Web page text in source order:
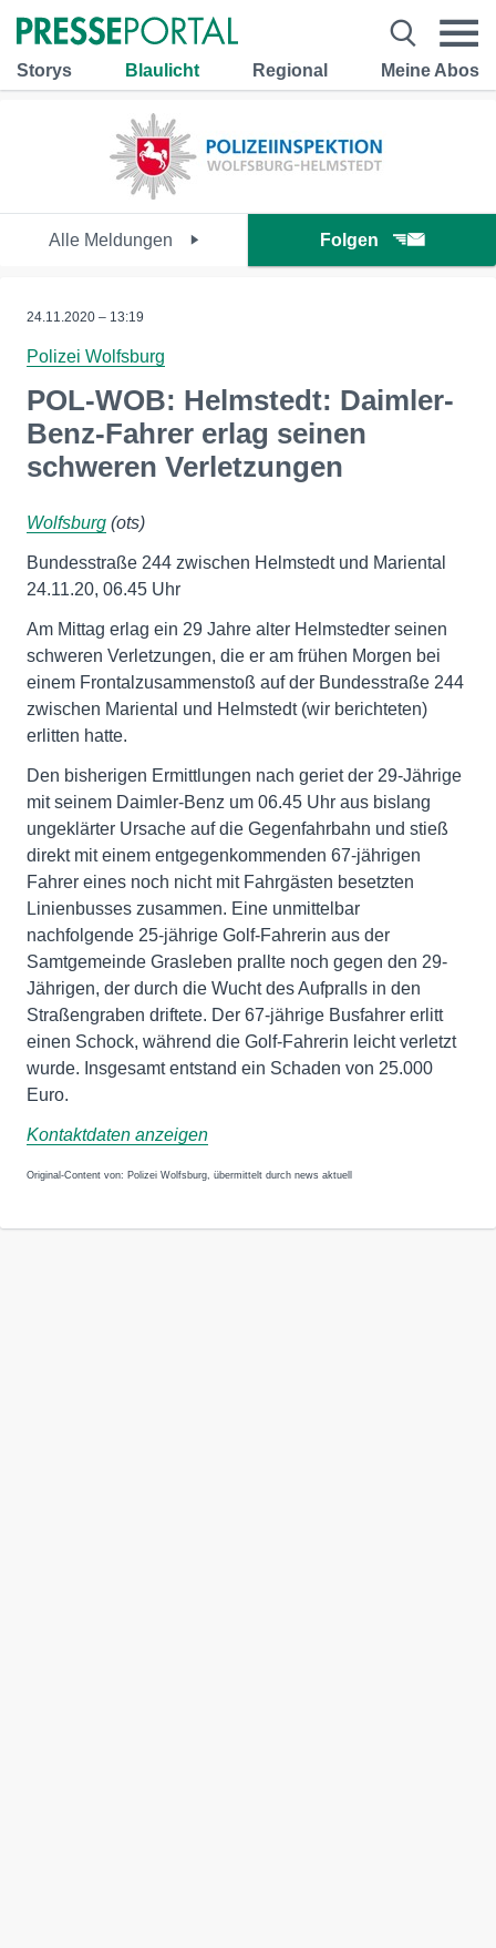
Storys Blaulicht Regional Meine Abos
Alle Meldungen Folgen
24.11.2020 – 13:19
Polizei Wolfsburg
POL-WOB: Helmstedt: Daimler-
Benz-Fahrer erlag seinen
schweren Verletzungen
Wolfsburg (ots)
Bundesstraße 244 zwischen Helmstedt und Mariental
24.11.20, 06.45 Uhr
Am Mittag erlag ein 29 Jahre alter Helmstedter seinen
schweren Verletzungen, die er am frühen Morgen bei
einem Frontalzusammenstoß auf der Bundesstraße 244
zwischen Mariental und Helmstedt (wir berichteten)
erlitten hatte.
Den bisherigen Ermittlungen nach geriet der 29-Jährige
mit seinem Daimler-Benz um 06.45 Uhr aus bislang
ungeklärter Ursache auf die Gegenfahrbahn und stieß
direkt mit einem entgegenkommenden 67-jährigen
Fahrer eines noch nicht mit Fahrgästen besetzten
Linienbusses zusammen. Eine unmittelbar
nachfolgende 25-jährige Golf-Fahrerin aus der
Samtgemeinde Grasleben prallte noch gegen den 29-
Jährigen, der durch die Wucht des Aufpralls in den
Straßengraben driftete. Der 67-jährige Busfahrer erlitt
einen Schock, während die Golf-Fahrerin leicht verletzt
wurde. Insgesamt entstand ein Schaden von 25.000
Euro.
Kontaktdaten anzeigen
Original-Content von: Polizei Wolfsburg, übermittelt durch news aktuell